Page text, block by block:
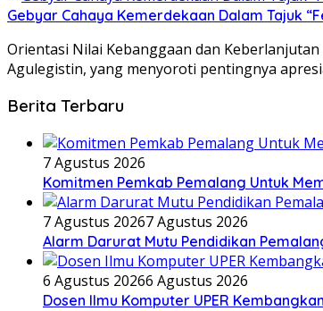
Gebyar Cahaya Kemerdekaan Dalam Tajuk
Orientasi Nilai Kebanggaan dan
Agulegistin, yang menyoroti pentingnya
Berita Terbaru
7 Agustus 2026
Komitmen Pemkab Pemalang Untuk
7 Agustus 20267 Agustus 2026
Alarm Darurat Mutu Pendidikan
6 Agustus 20266 Agustus 2026
Dosen Ilmu Komputer UPER